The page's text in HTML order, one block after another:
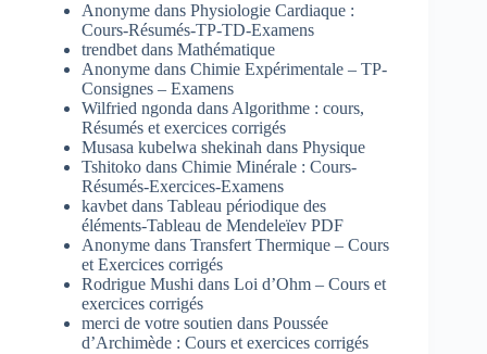
Anonyme dans Physiologie Cardiaque :
Cours-Résumés-TP-TD-Examens
trendbet dans Mathématique
Anonyme dans Chimie Expérimentale – TP-
Consignes – Examens
Wilfried ngonda dans Algorithme : cours,
Résumés et exercices corrigés
Musasa kubelwa shekinah dans Physique
Tshitoko dans Chimie Minérale : Cours-
Résumés-Exercices-Examens
kavbet dans Tableau périodique des
éléments-Tableau de Mendeleïev PDF
Anonyme dans Transfert Thermique – Cours
et Exercices corrigés
Rodrigue Mushi dans Loi d’Ohm – Cours et
exercices corrigés
merci de votre soutien dans Poussée
d’Archimède : Cours et exercices corrigés